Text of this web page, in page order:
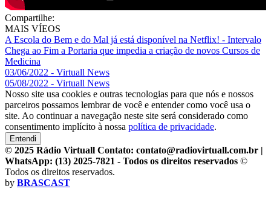
Compartilhe:
MAIS VÍEOS
A Escola do Bem e do Mal já está disponível na Netflix! - Intervalo
Chega ao Fim a Portaria que impedia a criação de novos Cursos de
Medicina
03/06/2022 - Virtuall News
05/08/2022 - Virtuall News
Nosso site usa cookies e outras tecnologias para que nós e nossos
parceiros possamos lembrar de você e entender como você usa o
site. Ao continuar a navegação neste site será considerado como
consentimento implícito à nossa política de privacidade.
Entendi
© 2025 Rádio Virtuall Contato: contato@radiovirtuall.com.br |
WhatsApp: (13) 2025-7821 - Todos os direitos reservados ©
Todos os direitos reservados.
by BRASCAST